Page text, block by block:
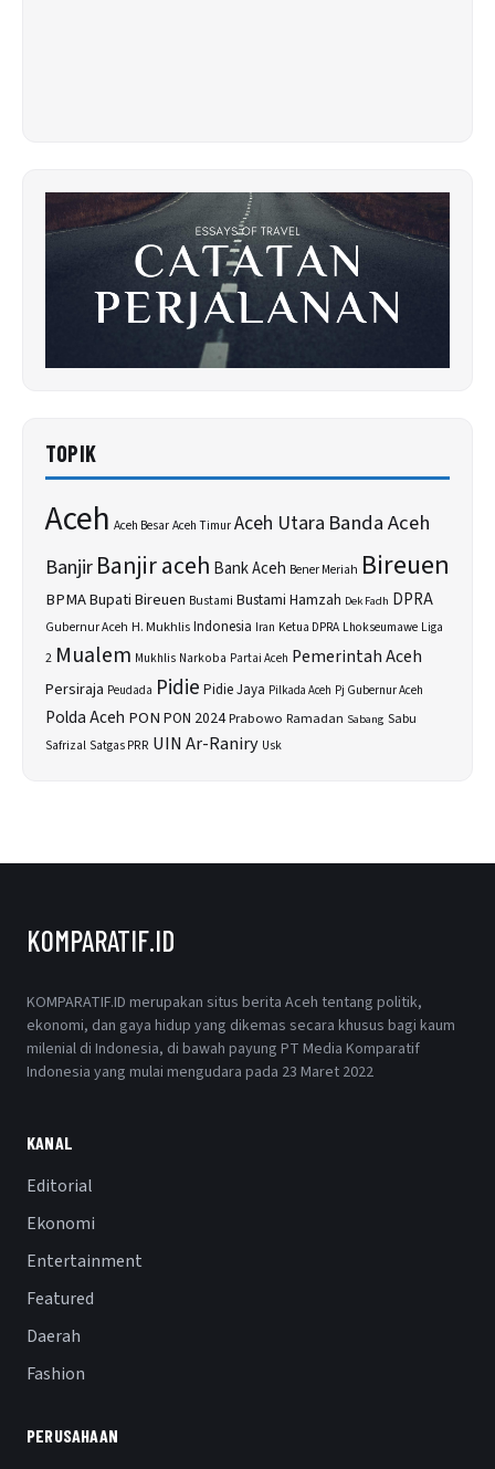
TOPIK
Aceh Aceh BesarAceh TimurAceh Utara Banda Aceh
BanjirBanjir aceh Bank Aceh Bener Meriah Bireuen
BPMABupati Bireuen Bustami Bustami Hamzah Dek Fadh DPRA
Gubernur Aceh H. MukhlisIndonesia Iran Ketua DPRA Lhokseumawe Liga
2 Mualem Mukhlis Narkoba Partai Aceh Pemerintah Aceh
Persiraja Peudada Pidie Pidie Jaya Pilkada Aceh Pj Gubernur Aceh
Polda Aceh PON PON 2024Prabowo Ramadan Sabang Sabu
Safrizal Satgas PRR UIN Ar-Raniry Usk
KOMPARATIF.ID
KOMPARATIF.ID merupakan situs berita Aceh tentang politik,
ekonomi, dan gaya hidup yang dikemas secara khusus bagi kaum
milenial di Indonesia, di bawah payung PT Media Komparatif
Indonesia yang mulai mengudara pada 23 Maret 2022
KANAL
Editorial
Ekonomi
Entertainment
Featured
Daerah
Fashion
PERUSAHAAN